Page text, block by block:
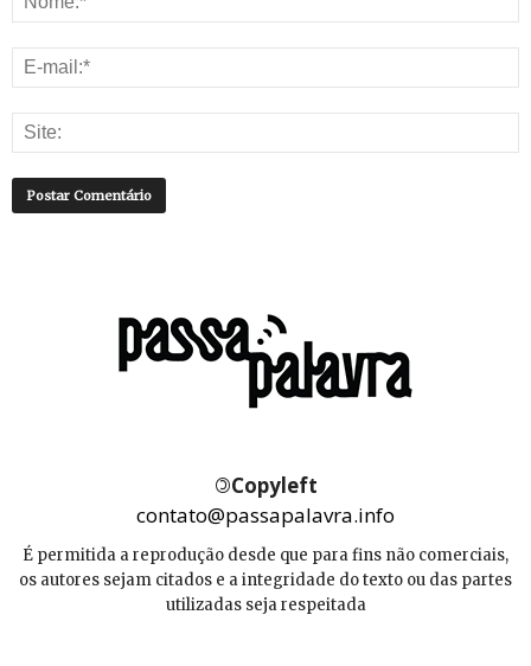
©Copyleft
contato@passapalavra.info
É permitida a reprodução desde que para fins não comerciais,
os autores sejam citados e a integridade do texto ou das partes
utilizadas seja respeitada